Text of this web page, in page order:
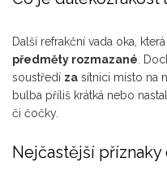
Další refrakční vada oka,
předměty rozmazané .
soustředí za sítnici místo na
bulba příliš krátká nebo
či čočky.
Nejčastější příznaky